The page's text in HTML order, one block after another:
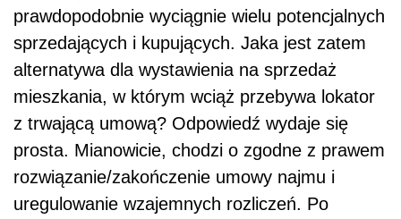
prawdopodobnie wyciągnie wielu potencjalnych
sprzedających i kupujących. Jaka jest zatem
alternatywa dla wystawienia na sprzedaż
mieszkania, w którym wciąż przebywa lokator
z trwającą umową? Odpowiedź wydaje się
prosta. Mianowicie, chodzi o zgodne z prawem
rozwiązanie/zakończenie umowy najmu i
uregulowanie wzajemnych rozliczeń. Po